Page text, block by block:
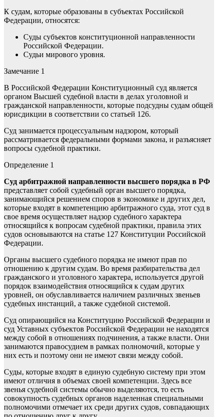
К судам, которые образованы в субъектах Российской
Федерации, относятся:
Суды субъектов конституционной направленности
Российской Федерации.
Судьи мирового уровня.
Замечание 1
В Российской Федерации Конституционный суд является
органом Высшей судебной власти в делах уголовной и
гражданской направленности, которые подсудны судам общей
юрисдикции в соответствии со статьей 126.
Суд занимается процессуальным надзором, который
рассматривается федеральными формами закона, и разъясняет
вопросы судебной практики.
Определение 1
Суд арбитражной направленности высшего порядка в РФ
представляет собой судебный орган высшего порядка,
занимающийся решением споров в экономике и других дел,
которые входят в компетенцию арбитражного суда, этот суд в
свое время осуществляет надзор судебного характера
относящийся к вопросам судебной практики, правила этих
судов основываются на статье 127 Конституции Российской
Федерации.
Органы высшего судебного порядка не имеют прав по
отношению к другим судам. Во время разбирательства дел
гражданского и уголовного характера, используется другой
порядок взаимодействия относящийся к судам других
уровней, он обуславливается наличием различных звеньев
судебных инстанций, а также судебной системой.
Суд опирающийся на Конституцию Российской Федерации и
суд Уставных субъектов Российской Федерации не находятся
между собой в отношениях подчинения, а также власти. Они
занимаются правосудием в рамках полномочий, которые у
них есть и поэтому они не имеют связи между собой.
Суды, которые входят в единую судебную систему при этом
имеют отличия в объемах своей компетенции. Здесь все
звенья судебной системы обычно выделяются, то есть
совокупность судебных органов наделенная специальными
полномочими отмечает их среди других судов, совпадающих